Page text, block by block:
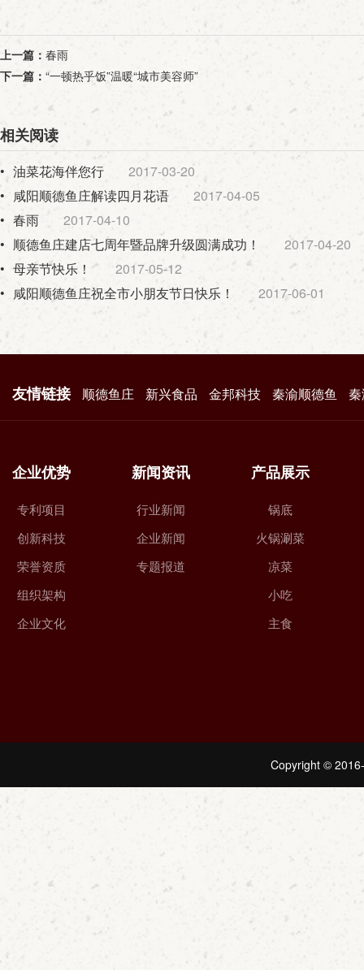
上一篇： 春雨
下一篇： “一顿热乎饭”温暖“城市美容师”
相关阅读
• 油菜花海伴您行
2017-03-20
• 咸阳顺德鱼庄解读四月花语
2017-04-05
• 春雨
2017-04-10
• 顺德鱼庄建店七周年暨品牌升级圆满成功！
2017-04-20
• 母亲节快乐！
2017-05-12
• 咸阳顺德鱼庄祝全市小朋友节日快乐！ 2017-06-01
友情链接 顺德鱼庄 新兴食品 金邦科技 秦渝顺德鱼
企业优势
专利项目
创新科技
荣誉资质
组织架构
企业文化
新闻资讯
行业新闻
企业新闻
专题报道
产品展示
锅底
火锅涮菜
凉菜
小吃
主食
Copyright ©